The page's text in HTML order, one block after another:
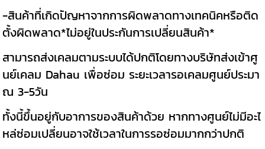
-สินค้าที่เกิดปัญหาจากการผิดพลาดทางเทคนิคหรือติด
ตั้งผิดพลาด*ไม่อยู่ในประกันการเปลี่ยนสินค้า*
สามารถส่งเคลมตามระบบได้ปกติโดยทางบริษัทส่งเข้าศู
นย์เคลม Dahau เพื่อซ่อม ระยะเวลารอเคลมศูนย์ประมา
ณ 3-5วัน
ทั้งนี้ขึ้นอยู่กับอาการของสินค้าด้วย หากทางศูนย์ไม่มีอะไ
หล่ซ่อมเปลี่ยนอาจใช้เวลาในการรอซ่อมมากกว่าปกติ